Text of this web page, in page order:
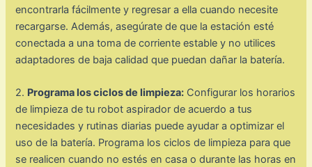
encontrarla fácilmente y regresar a ella cuando necesite
recargarse. Además, asegúrate de que la estación esté
conectada a una toma de corriente estable y no utilices
adaptadores de baja calidad que puedan dañar la batería.
2. Programa los ciclos de limpieza: Configurar los horarios
de limpieza de tu robot aspirador de acuerdo a tus
necesidades y rutinas diarias puede ayudar a optimizar el
uso de la batería. Programa los ciclos de limpieza para que
se realicen cuando no estés en casa o durante las horas en